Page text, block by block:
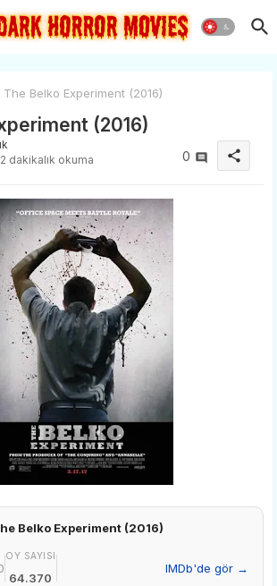
The Belko Experiment (2016)
(2016)
2 dakikalık okuma 0 share
Belko Experiment (2016)
OY SAYISI
64.370
IMDb'de gör →